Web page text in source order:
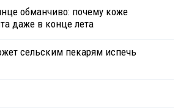
обманчиво: почему коже
даже в конце лета
сельским пекарям испечь